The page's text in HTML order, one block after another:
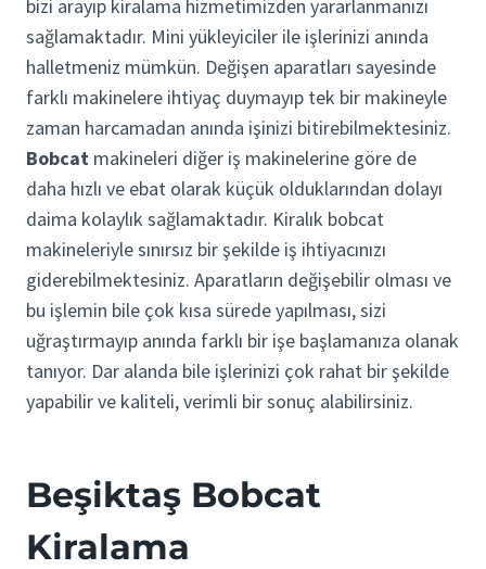
bizi arayıp kiralama hizmetimizden yararlanmanızı
sağlamaktadır. Mini yükleyiciler ile işlerinizi anında
halletmeniz mümkün. Değişen aparatları sayesinde
farklı makinelere ihtiyaç duymayıp tek bir makineyle
zaman harcamadan anında işinizi bitirebilmektesiniz.
Bobcat makineleri diğer iş makinelerine göre de
daha hızlı ve ebat olarak küçük olduklarından dolayı
daima kolaylık sağlamaktadır. Kiralık bobcat
makineleriyle sınırsız bir şekilde iş ihtiyacınızı
giderebilmektesiniz. Aparatların değişebilir olması ve
bu işlemin bile çok kısa sürede yapılması, sizi
uğraştırmayıp anında farklı bir işe başlamanıza olanak
tanıyor. Dar alanda bile işlerinizi çok rahat bir şekilde
yapabilir ve kaliteli, verimli bir sonuç alabilirsiniz.
Beşiktaş Bobcat
Kiralama